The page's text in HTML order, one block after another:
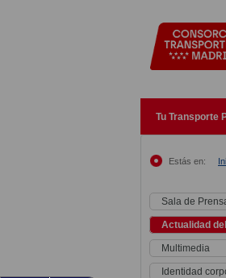
Tu Transporte
Estás en:
Sala de
Actualidad
Multimedia
Identidad